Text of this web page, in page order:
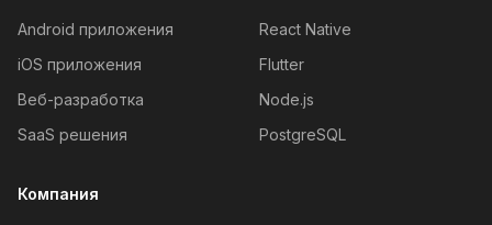
Android приложения
iOS приложения
Веб-разработка
SaaS решения
React Native
Flutter
Node.js
PostgreSQL
Компания